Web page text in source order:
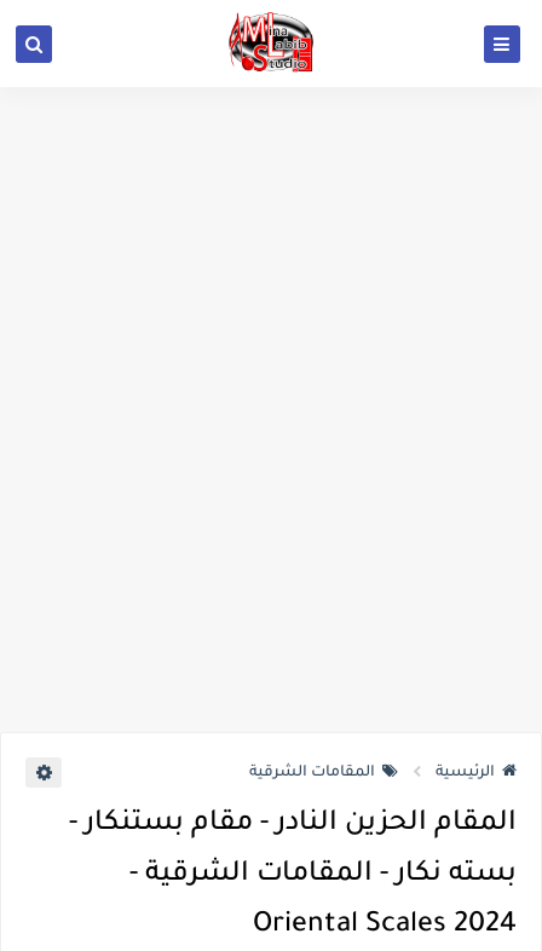
google.com, pub-6415693517272290, DIRECT,
f08c47fec0942fa0
الرئيسية المقامات الشرقية
المقام الحزين النادر - مقام بستنكار -
بسته نكار - المقامات الشرقية -
Oriental Scales 2024